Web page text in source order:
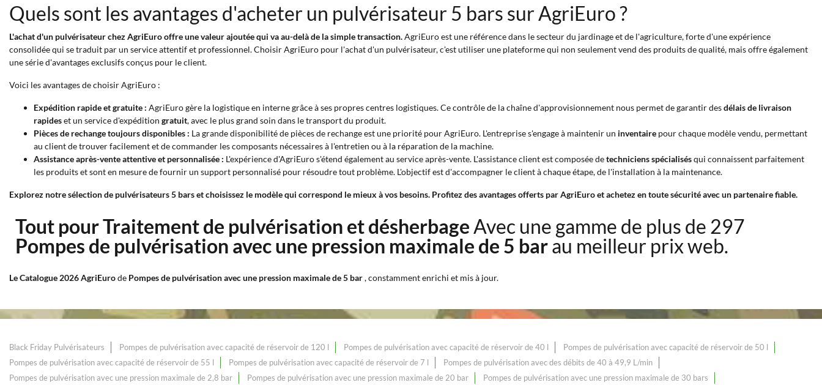
Quels sont les avantages d'acheter un pulvérisateur 5 bars sur AgriEuro ?
L'achat d'un pulvérisateur chez AgriEuro offre une valeur ajoutée qui va au-delà de la simple transaction.AgriEuro est une référence dans le secteur du jardinage et de l'agriculture, forte d'une expérience
consolidée qui se traduit par un service attentif et professionnel. Choisir AgriEuro pour l'achat d'un pulvérisateur, c'est utiliser une plateforme qui non seulement vend des produits de qualité, mais offre également
une série d'avantages exclusifs conçus pour le client.
Voici les avantages de choisir AgriEuro :
Expédition rapide et gratuite : AgriEuro gère la logistique en interne grâce à ses propres centres logistiques. Ce contrôle de la chaîne d'approvisionnement nous permet de garantir desdélais de livraison
rapideset un service d'expédition gratuit, avec le plus grand soin dans le transport du produit.
Pièces de rechange toujours disponibles : La grande disponibilité de pièces de rechange est une priorité pour AgriEuro. L'entreprise s'engage à maintenir un inventaire pour chaque modèle vendu, permettant
au client de trouver facilement et de commander les composants nécessaires à l'entretien ou à la réparation de la machine.
Assistance après-vente attentive et personnalisée : L'expérience d'AgriEuro s'étend également au service après-vente. L'assistance client est composée detechniciens spécialisésqui connaissent parfaitement
les produits et sont en mesure de fournir un support personnalisé pour résoudre tout problème. L'objectif est d'accompagner le client à chaque étape, de l'installation à la maintenance.
Explorez notre sélection de pulvérisateurs 5 bars et choisissez le modèle qui correspond le mieux à vos besoins. Profitez des avantages offerts par AgriEuro et achetez en toute sécurité avec un partenaire fiable.
Tout pour Traitement de pulvérisation et désherbageAvec une gamme de plus de 297
Pompes de pulvérisation avec une pression maximale de 5 barau meilleur prix web.
Le Catalogue 2026 AgriEurode Pompes de pulvérisation avec une pression maximale de 5 bar, constamment enrichi et mis à jour.
Black Friday Pulvérisateurs Pompes de pulvérisation avec capacité de réservoir de 120 l Pompes de pulvérisation avec capacité de réservoir de 40 l
Pompes de pulvérisation avec capacité de réservoir de 50 l
Pompes de pulvérisation avec capacité de réservoir de 55 l
Pompes de pulvérisation avec capacité de réservoir de 7 l
Pompes de pulvérisation avec des débits de 40 à 49,9 L/min
Pompes de pulvérisation avec une pression maximale de 2,8 bar
Pompes de pulvérisation avec une pression maximale de 20 bar Pompes de pulvérisation avec une pression maximale de 30 bars